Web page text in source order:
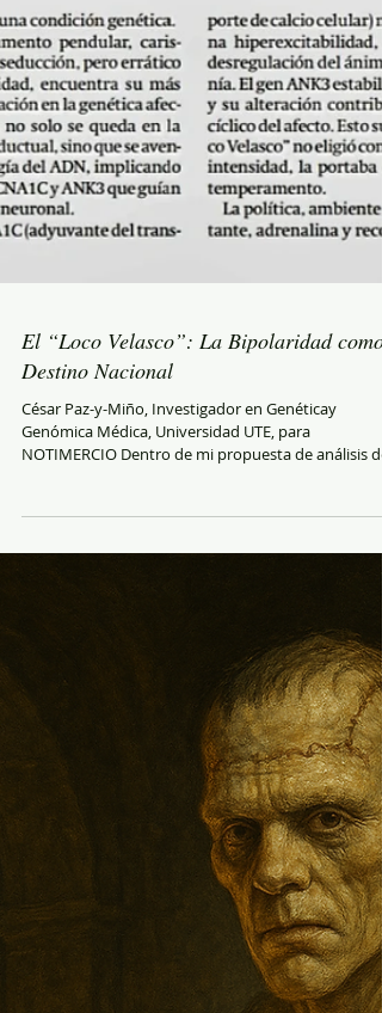
El “Loco Velasco”: La Bipolaridad como
César Paz-y-Miño, Investigador en Genéticay
Genómica Médica, Universidad UTE, para
NOTIMERCIO Dentro de mi propuesta de análisis de
personajes históricos, formulo una visión
genético/psicológica de José María Velasco Ibarra:
político, intelectual y orador impactante, que como
figura peculiar y temperamento impetuoso, parece
regido por una fuerza que denuncia algo desolador.
Su ciclo de cinco presidencias, seguidas por cuatro
caídas abruptas al exilio, dibuja un patrón que el